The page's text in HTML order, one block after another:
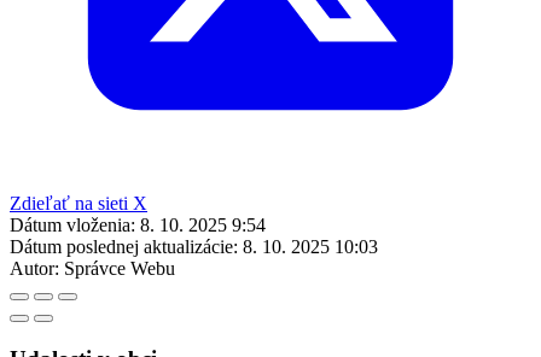
Zdieľať na sieti X
Dátum vloženia: 8. 10. 2025 9:54
Dátum poslednej aktualizácie: 8. 10. 2025 10:03
Autor: Správce Webu